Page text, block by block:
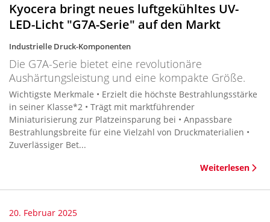
Kyocera bringt neues luftgekühltes UV-
LED-Licht "G7A-Serie" auf den Markt
Industrielle Druck-Komponenten
Die G7A-Serie bietet eine revolutionäre
Aushärtungsleistung und eine kompakte Größe.
Wichtigste Merkmale • Erzielt die höchste Bestrahlungsstärke
in seiner Klasse*2 • Trägt mit marktführender
Miniaturisierung zur Platzeinsparung bei • Anpassbare
Bestrahlungsbreite für eine Vielzahl von Druckmaterialien •
Zuverlässiger Bet...
Weiterlesen
20. Februar 2025